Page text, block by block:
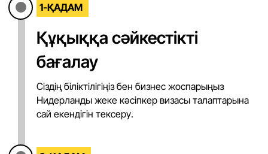
1-ҚАДАМ
Құқыққа сәйкестікті
бағалау
Сіздің біліктілігіңіз бен бизнес жоспарыңыз
Нидерланды жеке кәсіпкер визасы талаптарына
сай екендігін тексеру.